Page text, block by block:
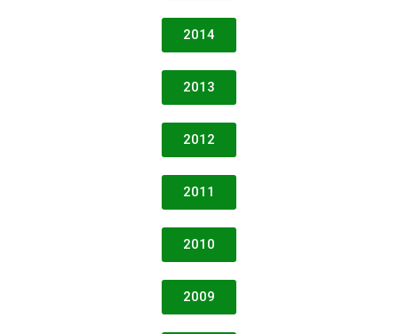
2014
2013
2012
2011
2010
2009